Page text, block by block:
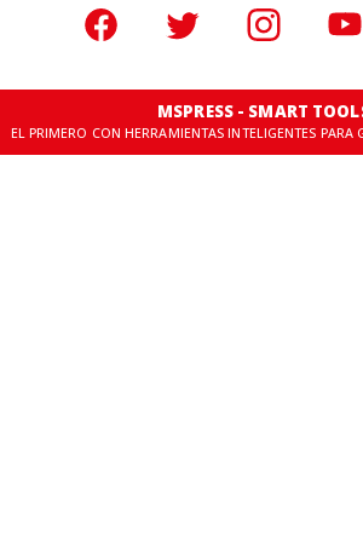
MSPRESS - SMART
EL PRIMERO CON HERRAMIENTAS INTELIGENTES PARA